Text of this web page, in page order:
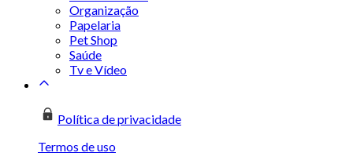
Organização
Papelaria
Pet Shop
Saúde
Tv e Vídeo
Política de privacidade
Termos de uso